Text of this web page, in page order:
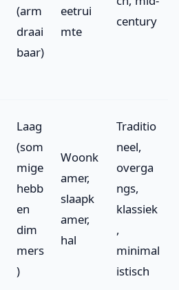
(arm
draai
baar)
eetrui
mte
century
Laag
(som
mige
hebb
en
dim
mers
)
Woonk
amer,
slaapk
amer,
hal
Traditio
neel,
overga
ngs,
klassiek
,
minimal
istisch